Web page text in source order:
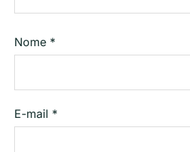
Nome *
E-mail *